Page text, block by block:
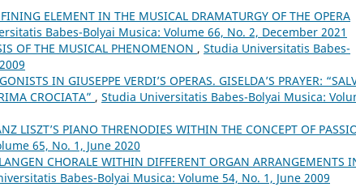
ELEMENT IN THE MUSICAL DRAMATURGY OF THE OPERA
Babes-Bolyai Musica: Volume 66, No. 2, December 2021
OF THE MUSICAL PHENOMENON , Studia Universitatis Babes-
IN GIUSEPPE VERDI’S OPERAS. GISELDA’S PRAYER:
CROCIATA” , Studia Universitatis Babes-Bolyai Musica:
LISZT’S PIANO THRENODIES WITHIN THE CONCEPT OF
65, No. 1, June 2020
CHORALE WITHIN DIFFERENT ORGAN ARRANGEMENTS
Babes-Bolyai Musica: Volume 54, No. 1, June 2009